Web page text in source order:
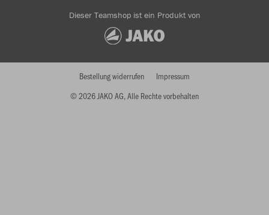
Dieser Teamshop ist ein Produkt von
© 2026 JAKO AG, Alle Rechte vorbehalten
Bestellung widerrufen Impressum